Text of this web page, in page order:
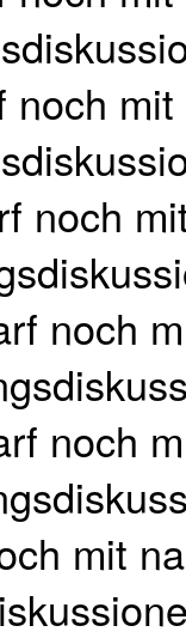
noch
noch
noch
noch
mit